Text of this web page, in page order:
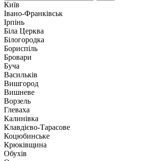
Київ
Івано-Франківськ
Ірпінь
Біла Церква
Білогородка
Бориспіль
Бровари
Буча
Васильків
Вишгород
Вишневе
Ворзель
Глеваха
Калинівка
Клавдієво-Тарасове
Коцюбинське
Крюківщина
Обухів